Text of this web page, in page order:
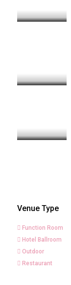
Venue Type
Function Room
Hotel Ballroom
Outdoor
Restaurant